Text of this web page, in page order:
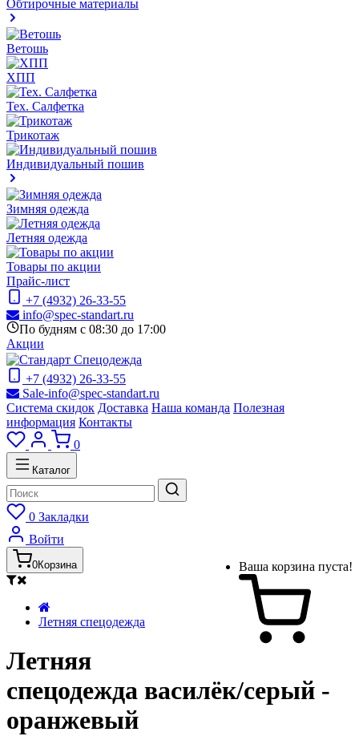
Обтирочные материалы
Ветошь
ХПП
Тех. Салфетка
Трикотаж
Индивидуальный пошив
Зимняя одежда
Летняя одежда
Товары по акции
Прайс-лист
+7 (4932) 26-33-55
info@spec-standart.ru
По будням с 08:30 до 17:00
Акции
+7 (4932) 26-33-55
Sale-info@spec-standart.ru
Система скидок Доставка Наша команда Полезная
информация Контакты
0
Каталог
0 Закладки
Войти
0Корзина Ваша корзина пуста!
Летняя спецодежда
Летняя
спецодежда василёк/серый -
оранжевый